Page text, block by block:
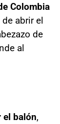
Colombia
abrir el
de
al
el balón,